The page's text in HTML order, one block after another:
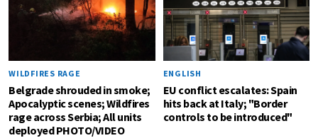
WILDFIRES RAGE
Belgrade shrouded in smoke;
Apocalyptic scenes; Wildfires
rage across Serbia; All units
deployed PHOTO/VIDEO
ENGLISH
EU conflict escalates: Spain
hits back at Italy; "Border
controls to be introduced"